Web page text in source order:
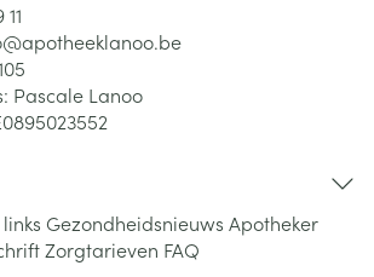
11
apotheeklanoo.be
Pascale Lanoo
Gezondheidsnieuws Apotheker
Zorgtarieven FAQ